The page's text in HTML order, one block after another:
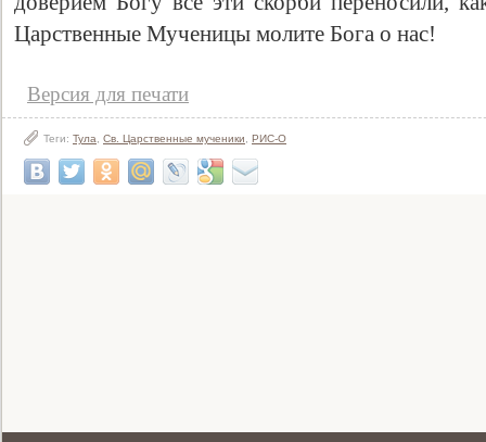
Царственные Мученицы молите Бога о нас!
Версия для печати
Теги: Тула Св. Царственные мученики РИС-О